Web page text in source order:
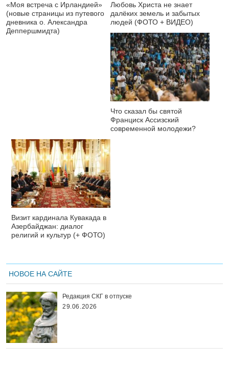
«Моя встреча с Ирландией»
(новые страницы из путевого
дневника о. Александра
Деппершмидта)
Любовь Христа не знает
далёких земель и забытых
людей (ФОТО + ВИДЕО)
Что сказал бы святой
Франциск Ассизский
современной молодежи?
Визит кардинала Кувакада в
Азербайджан: диалог
религий и культур (+ ФОТО)
НОВОЕ НА САЙТЕ
Редакция СКГ в отпуске
29.06.2026